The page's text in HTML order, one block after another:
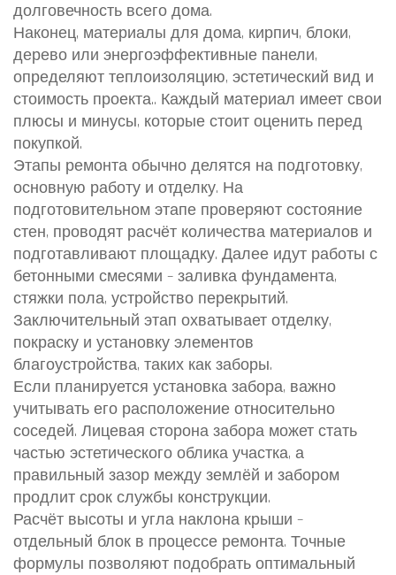
долговечность всего дома.
Наконец, материалы для дома, кирпич, блоки,
дерево или энергоэффективные панели,
определяют теплоизоляцию, эстетический вид и
стоимость проекта.. Каждый материал имеет свои
плюсы и минусы, которые стоит оценить перед
покупкой.
Этапы ремонта обычно делятся на подготовку,
основную работу и отделку. На
подготовительном этапе проверяют состояние
стен, проводят расчёт количества материалов и
подготавливают площадку. Далее идут работы с
бетонными смесями – заливка фундамента,
стяжки пола, устройство перекрытий.
Заключительный этап охватывает отделку,
покраску и установку элементов
благоустройства, таких как заборы.
Если планируется установка забора, важно
учитывать его расположение относительно
соседей. Лицевая сторона забора может стать
частью эстетического облика участка, а
правильный зазор между землёй и забором
продлит срок службы конструкции.
Расчёт высоты и угла наклона крыши –
отдельный блок в процессе ремонта. Точные
формулы позволяют подобрать оптимальный